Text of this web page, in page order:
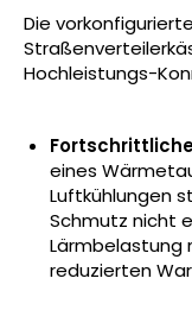
Die
Hochleistungs-
eines
Luftkühlungen
Schmutz nicht
Lärmbelastung
reduzierten